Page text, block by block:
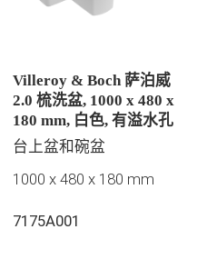
Villeroy & Boch 萨泊威
2.0 梳洗盆, 1000 x 480 x
180 mm, 白色, 有溢水孔
台上盆和碗盆
1000 x 480 x 180 mm
7175A001